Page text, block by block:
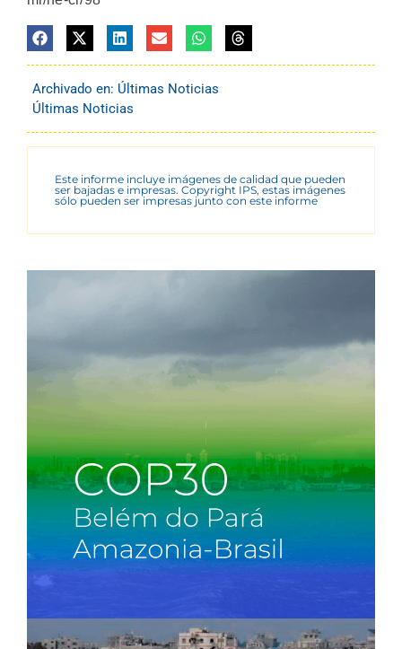
Archivado en: Últimas Noticias
Últimas Noticias
Este informe incluye imágenes de calidad que pueden
ser bajadas e impresas. Copyright IPS, estas imágenes
sólo pueden ser impresas junto con este informe